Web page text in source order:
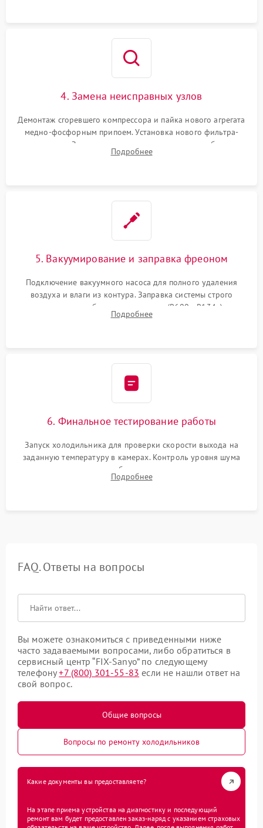
4. Замена неисправных узлов
Демонтаж сгоревшего компрессора и пайка нового агрегата
медно-фосфорным припоем. Установка нового фильтра-
осушителя. Замена изношенных вентиляторов обдува,
сломанных заслонок или поврежденных дверных петель.
Подробнее
5. Вакуумирование и заправка фреоном
Подключение вакуумного насоса для полного удаления
воздуха и влаги из контура. Заправка системы строго
дозированным объемом хладагента (R600a, R134a) по
электронным весам. Контроль рабочего давления в системе.
Подробнее
6. Финальное тестирование работы
Запуск холодильника для проверки скорости выхода на
заданную температуру в камерах. Контроль уровня шума
компрессора, отсутствия обмерзания стенок и корректного
срабатывания системы автоматической оттайки.
Подробнее
FAQ. Ответы на вопросы
Вы можете ознакомиться с приведенными ниже
часто задаваемыми вопросами, либо обратиться в
сервисный центр “FIX-Sanyo” по следующему
телефону+7 (800) 301-55-83 если не нашли ответ на
свой вопрос.
Общие вопросы
Вопросы по ремонту холодильников
Какие документы вы предоставляете?
На этапе приема устройства на диагностику и последующий
ремонт вам будет предоставлен заказ-наряд с указанием страховых